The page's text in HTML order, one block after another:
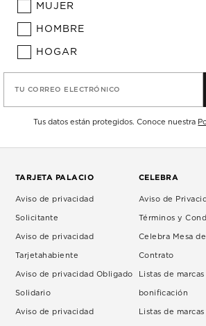
MUJER
HOMBRE
HOGAR
TU CORREO ELECTRÓNICO
Tus datos están protegidos. Conoce nuestra
TARJETA PALACIO
Aviso de privacidad
Solicitante
Aviso de privacidad
Tarjetahabiente
Aviso de privacidad Obligado
Solidario
Aviso de privacidad
CELEBRA
Aviso de
Términos y
Celebra Mesa
Contrato
Listas de marcas
bonificación
Listas de